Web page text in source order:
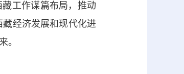
工作谋篇布局，推动
经济发展和现代化进
。